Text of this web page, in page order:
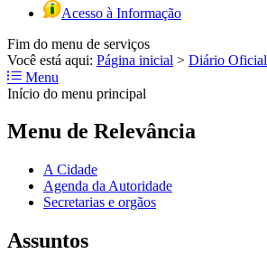
Acesso à Informação
Fim do menu de serviços
Você está aqui: Página inicial > Diário Oficial
Menu
Início do menu principal
Menu de Relevância
A Cidade
Agenda da Autoridade
Secretarias e orgãos
Assuntos